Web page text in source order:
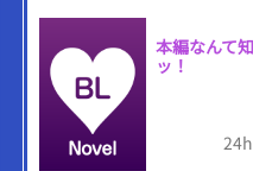
本編なんて
ッ！